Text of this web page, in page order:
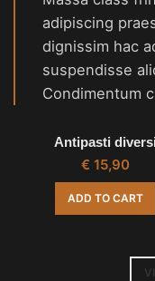
adipiscing
dignissim hac
suspendisse
Condimentum
Antipasti diversi
€ 15,90
ADD TO CART